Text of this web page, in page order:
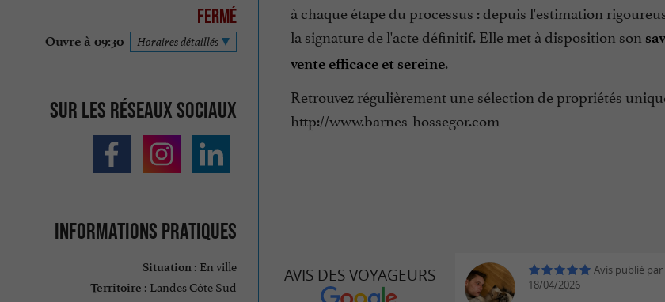
Fermé
Ouvre à 09:30 Horaires détaillés
Sur les réseaux sociaux
Informations pratiques
Situation : En ville
Territoire : Landes Côte Sud
à chaque étape du processus : depuis l'estimation
la signature de l'acte définitif. Elle met à disposition son
vente efficace et sereine.
Retrouvez régulièrement une sélection de propriétés
http://www.barnes-hossegor.com
AVIS DES VOYAGEURS
Avis publié par
18/04/2026